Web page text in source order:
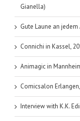
Gianella)
Gute Laune an
Connichi in Kassel,
Animagic in
Comicsalon
Interview with K.K.